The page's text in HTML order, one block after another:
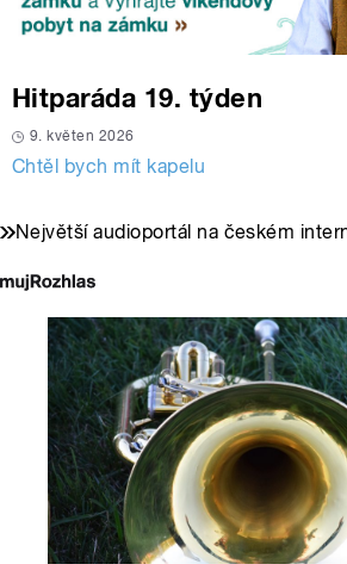
Hitparáda 19. týden
9. květen 2026
Chtěl bych mít kapelu
Největší audioportál na českém